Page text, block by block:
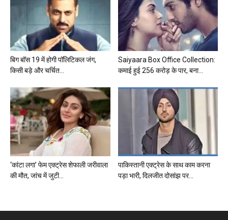
बिग बॉस 19 में होगी पॉलिटिकल जंग,
किसी बड़े और चर्चित...
Saiyaara Box Office Collection:
कमाई हुई 256 करोड़ के पार, बना...
‘कांटा लगा’ फेम एक्ट्रेस शेफाली जरीवाला
की मौत, जांच में जुटी...
पाकिस्तानी एक्ट्रेस के साथ काम करना
पड़ा भारी, दिलजीत दोसांझ पर...